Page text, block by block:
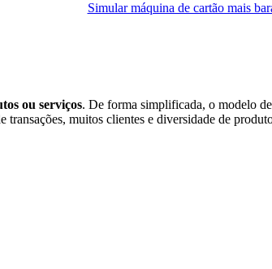
Simular máquina de cartão mais
ou serviços. De forma simplificada, o modelo
muitos clientes e diversidade de